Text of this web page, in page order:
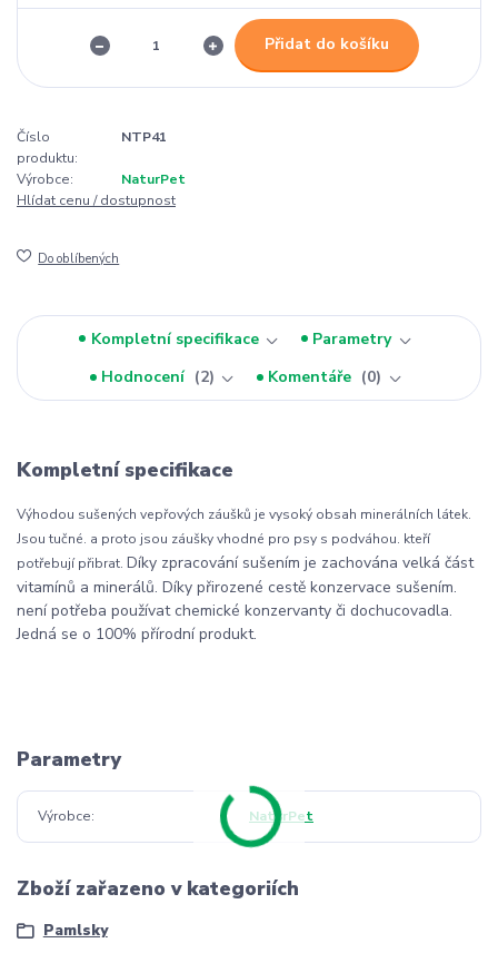
Přidat do košíku
Číslo
produktu:
NTP41
Výrobce:
NaturPet
Hlídat cenu / dostupnost
Do oblíbených
Kompletní specifikace
Parametry
Hodnocení
2 Komentáře 0
Kompletní specifikace
Výhodou sušených vepřových záušků je vysoký obsah minerálních látek.
Jsou tučné. a proto jsou záušky vhodné pro psy s podváhou. kteří
potřebují přibrat. Díky zpracování sušením je zachována velká část
vitamínů a minerálů. Díky přirozené cestě konzervace sušením.
není potřeba používat chemické konzervanty či dochucovadla.
Jedná se o 100% přírodní produkt.
Parametry
Výrobce NaturPet
Zboží zařazeno v kategoriích
Pamlsky